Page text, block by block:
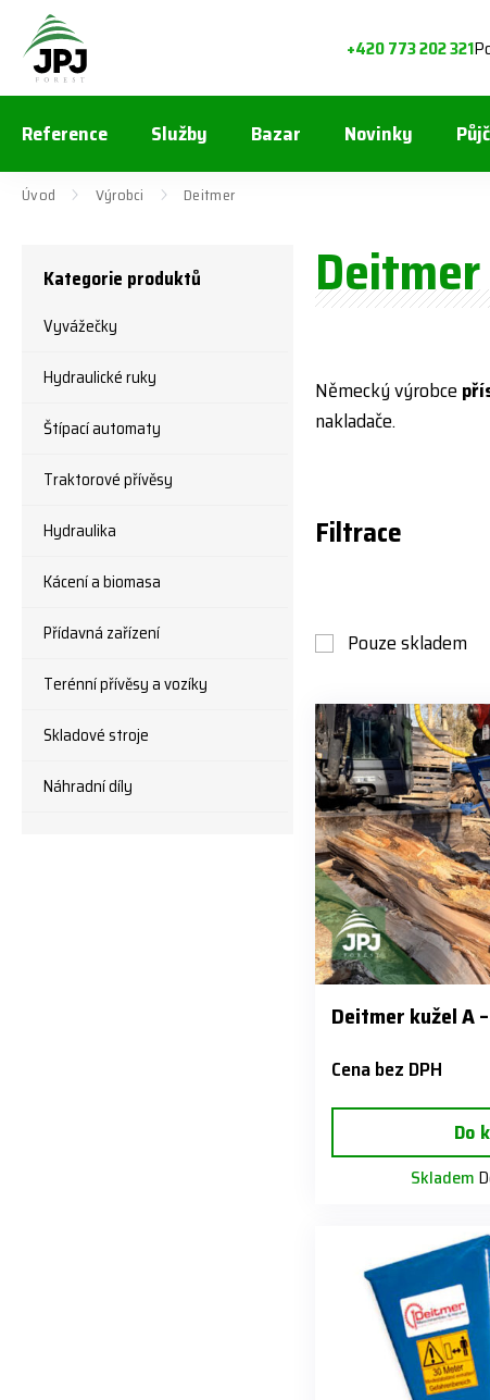
+420 773 202 321
Reference Služby Bazar Novinky
Úvod Výrobci Deitmer
Kategorie produktů
Vyvážečky
Hydraulické ruky
Štípací automaty
Traktorové přívěsy
Hydraulika
Kácení a biomasa
Přídavná zařízení
Terénní přívěsy a vozíky
Skladové stroje
Náhradní díly
Deitmer
Německý výrobce
nakladače.
Filtrace
Pouze skladem
Deitmer kužel A
Cena bez DPH
Do
Skladem